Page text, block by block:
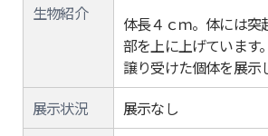
生物紹介
体長４ｃｍ。体には突
部を上に上げています
譲り受けた個体を展示
展示状況
展示なし